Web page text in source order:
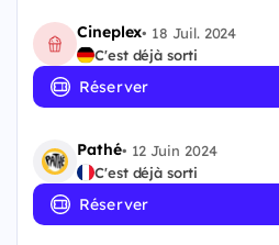
Cineplex• 18 Juil. 2024
C'est déjà sorti
Réserver
Pathé• 12 Juin 2024
C'est déjà sorti
Réserver